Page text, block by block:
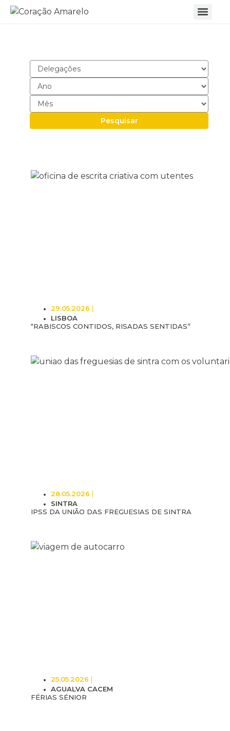
Pesquisar
29.05.2026
LISBOA
“RABISCOS CONTIDOS, RISADAS SENTIDAS”
28.05.2026
SINTRA
IPSS DA UNIÃO DAS FREGUESIAS DE SINTRA
25.05.2026
AGUALVA CACEM
FÉRIAS SÉNIOR